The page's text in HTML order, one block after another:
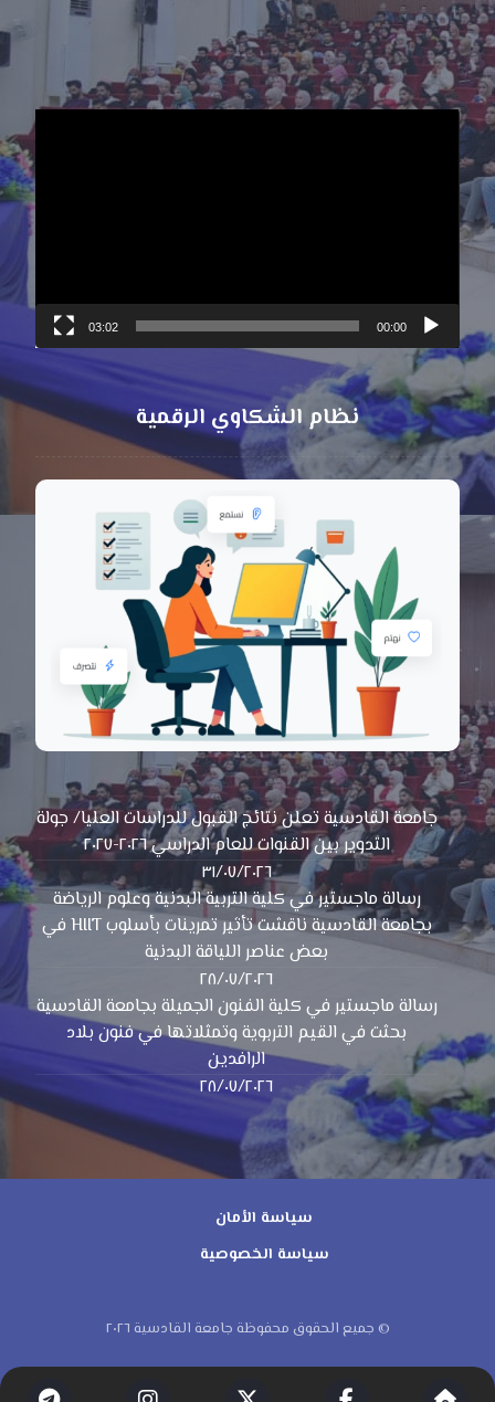
00:00
03:02
نظام الشكاوي الرقمية
جامعة القادسية تعلن نتائج القبول للدراسات العليا/ جولة
التدوير بين القنوات للعام الدراسي ٢٠٢٦-٢٠٢٧
٣١/٠٧/٢٠٢٦
رسالة ماجستير في كلية التربية البدنية وعلوم الرياضة
بجامعة القادسية ناقشت تأثير تمرينات بأسلوب HIIT في
بعض عناصر اللياقة البدنية
٢٨/٠٧/٢٠٢٦
رسالة ماجستير في كلية الفنون الجميلة بجامعة القادسية
بحثت في القيم التربوية وتمثلاتها في فنون بلاد
الرافدين
٢٨/٠٧/٢٠٢٦
سياسة الأمان
سياسة الخصوصية
© جميع الحقوق محفوظة جامعة القادسية ٢٠٢٦